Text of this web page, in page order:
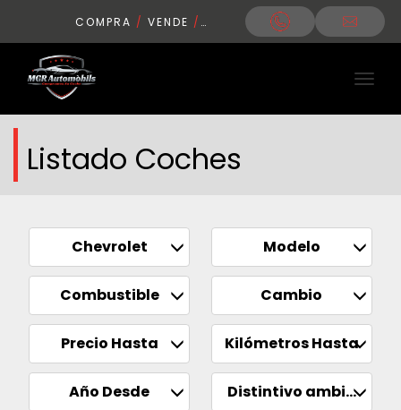
COMPRA / VENDE / CONDUCE
Listado Coches
Chevrolet Modelo
Combustible Cambio
Precio Hasta Kilómetros Hasta
Año Desde Distintivo ambiental